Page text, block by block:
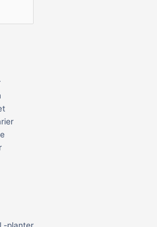
planter